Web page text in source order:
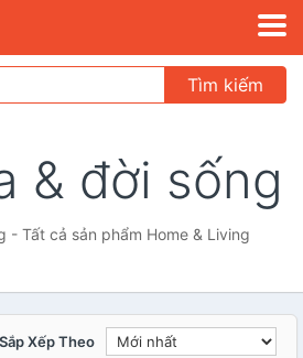
Tìm kiếm
& đời sống
- Tất cả sản phẩm Home & Living
Sắp Xếp Theo